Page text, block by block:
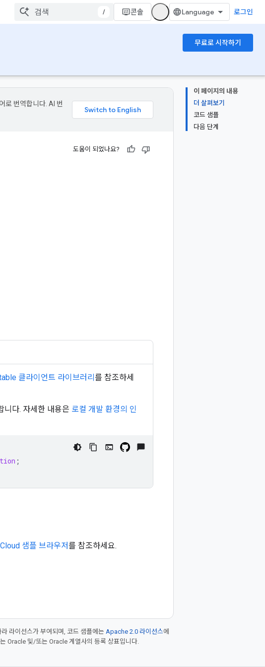
/ 콘솔 로그인
무료로 시작하기
이 페이지의 내용
더 살펴보기
코드 샘플
다음 단계
로 번역합니다. AI 번
도움이 되었나요?
클라이언트 라이브러리 를 참조하세
니다. 자세한 내용은 로컬 개발 환경의 인
;
샘플 브라우저를 참조하세요.
라 라이선스가 부여되며, 코드 샘플에는 Apache 2.0 라이선스에
Oracle 및/또는 Oracle 계열사의 등록 상표입니다.